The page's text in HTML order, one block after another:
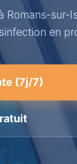
Romans-sur-
en
(7j/7)